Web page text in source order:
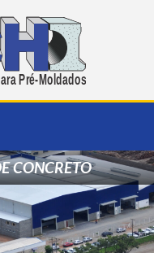
CONCRETO